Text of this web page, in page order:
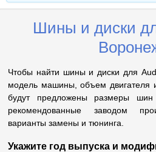
Шины и диски
Чтобы найти шины и диски для
модель машины, объем двигателя
будут предложены размеры
рекомендованные заводом
варианты замены и тюнинга.
Укажите год выпуска и